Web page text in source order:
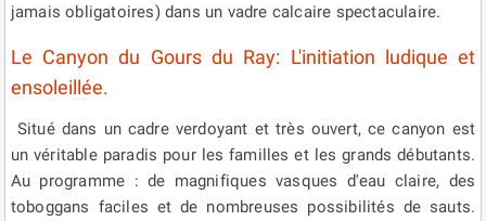
jamais obligatoires) dans un vadre calcaire spectaculaire.
Le Canyon du Gours du Ray: L'initiation ludique et
ensoleillée.
Situé dans un cadre verdoyant et très ouvert, ce canyon est
un véritable paradis pour les familles et les grands débutants.
Au programme : de magnifiques vasques d'eau claire, des
toboggans faciles et de nombreuses possibilités de sauts.